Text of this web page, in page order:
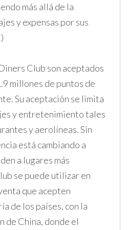
más allá de la
y expensas por sus
Club son aceptados
millones de puntos de
Su aceptación se limita
y entretenimiento tales
y aerolíneas. Sin
está cambiando a
a lugares más
se puede utilizar en
que acepten
de los países, con la
de China, donde el